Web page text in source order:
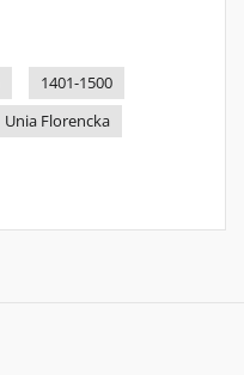
1401-1500
Unia Florencka